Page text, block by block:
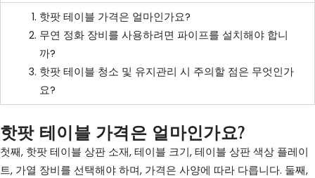
핫팟 테이블 가격은 얼마인가요?
무연 정화 장비를 사용하려면 파이프를 설치해야 합니
까?
핫팟 테이블 청소 및 유지관리 시 주의할 점은 무엇인가
요?
핫팟 테이블 가격은 얼마인가요?
첫째, 핫팟 테이블 상판 소재, 테이블 크기, 테이블 상판 색상 플레이
트, 가열 장비를 선택해야 하며, 가격은 사양에 따라 다릅니다. 둘째,